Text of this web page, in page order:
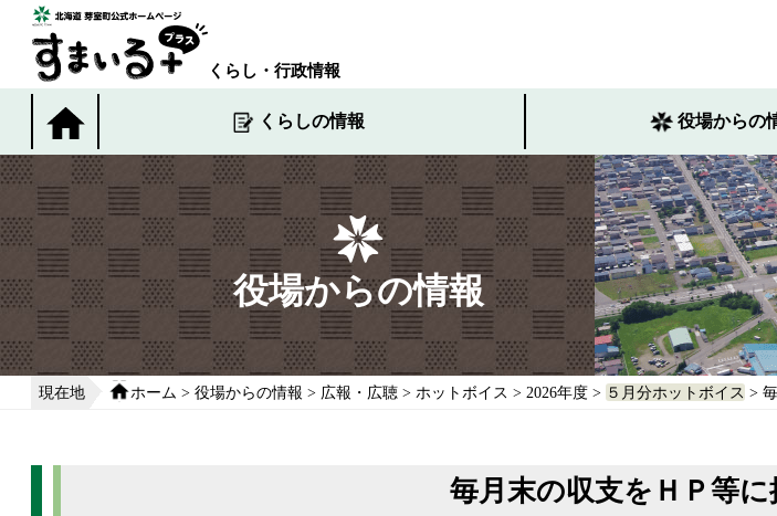
くらし・行政情報
くらしの情報 役場からの
役場からの情報
現在地 ホーム > 役場からの情報 > 広報・広聴 > ホットボイス > 2026年度 > ５月分ホットボイス >
毎月末の収支をＨＰ等